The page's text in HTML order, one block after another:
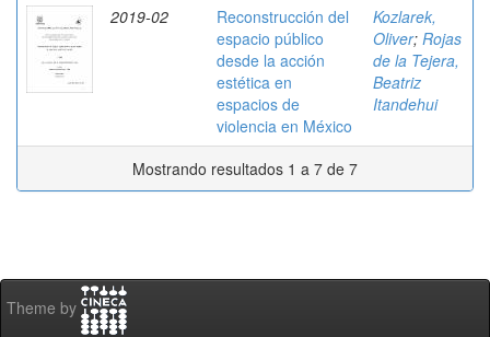
2019-02
Reconstrucción del
espacio público
desde la acción
estética en
espacios de
violencia en México
Kozlarek,
Oliver; Rojas
de la Tejera,
Beatriz
Itandehui
Mostrando resultados 1 a 7 de 7
Theme by